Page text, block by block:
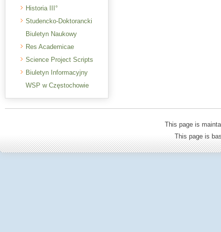
Historia III°
Studencko-Doktorancki
Biuletyn Naukowy
Res Academicae
Science Project Scripts
Biuletyn Informacyjny
WSP w Częstochowie
This page is
This page is